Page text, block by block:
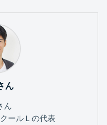
ん
ん
ールＬの代表